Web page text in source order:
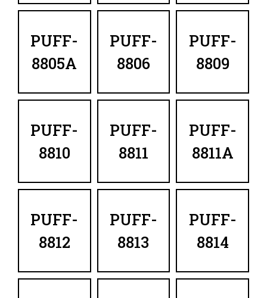
PUFF-
8805A
PUFF-
8806
PUFF-
8809
PUFF-
8810
PUFF-
8811
PUFF-
8811A
PUFF-
8812
PUFF-
8813
PUFF-
8814